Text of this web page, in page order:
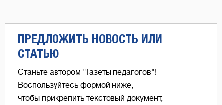
ПРЕДЛОЖИТЬ НОВОСТЬ ИЛИ
СТАТЬЮ
Станьте автором "Газеты педагогов"!
Воспользуйтесь формой ниже,
чтобы прикрепить текстовый документ,